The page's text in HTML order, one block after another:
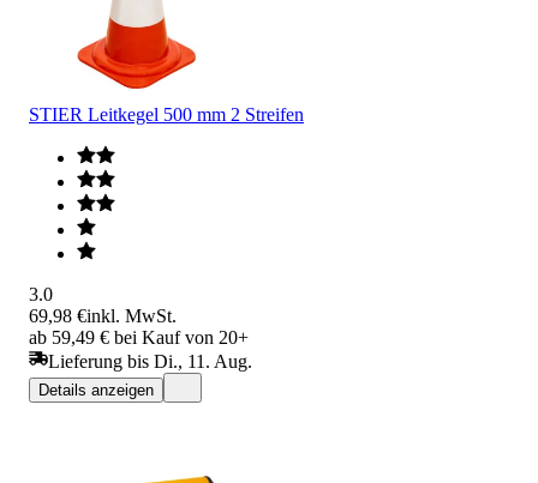
STIER Leitkegel 500 mm 2 Streifen
3.0
69,98 €inkl. MwSt.
ab 59,49 € bei Kauf von 20+
Lieferung bis Di., 11. Aug.
Details anzeigen